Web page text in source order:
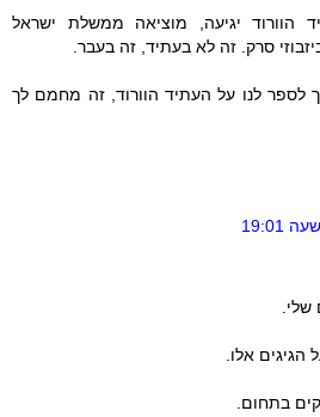
הוורוד יגיעה, מוציאה ממשלת ישראל
סרק. זה לא בעתיד, זה בעבר.
לספר לנו על העתיד הוורוד, זה מחמם לך
שלי.
הגיגים אלו.
בתחום.